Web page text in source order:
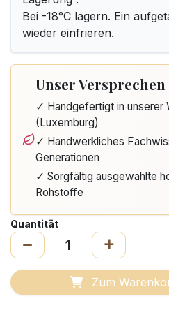
Bei -18°C lagern. Ein
wieder einfrieren.
Unser Versprechen
✓ Handgefertigt in unserer
(Luxemburg)
✓ Handwerkliches
Generationen
✓ Sorgfältig ausgewählte
Rohstoffe
Quantität
Zum